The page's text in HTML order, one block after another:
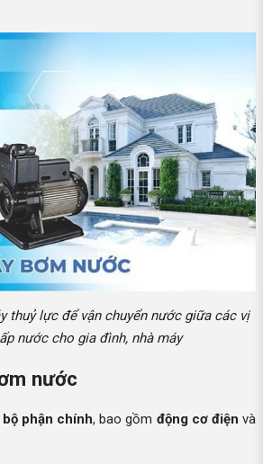
thuỷ lực để vận chuyển nước giữa các vị
nước cho gia đình, nhà máy
nước
bộ phận chính, bao gồm động cơ điện và